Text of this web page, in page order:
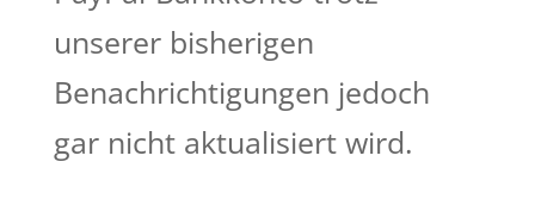
unserer bisherigen
Benachrichtigungen jedoch
gar nicht aktualisiert wird.